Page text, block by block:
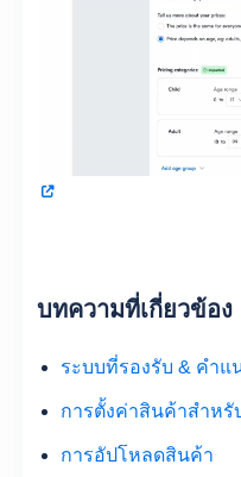
บทความที่เกี่ยวข้อง
ระบบที่รองรับ & คำแ
การตั้งค่าสินค้าสำห
การอัปโหลดสินค้า